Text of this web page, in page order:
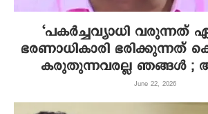
‘പകർച്ചവ്യാധി വരുന്നത്
ഭരണാധികാരി ഭരിക്കുന്നത്
കരുതുന്നവരല്ല ഞങ്ങൾ ;
June 22, 2026